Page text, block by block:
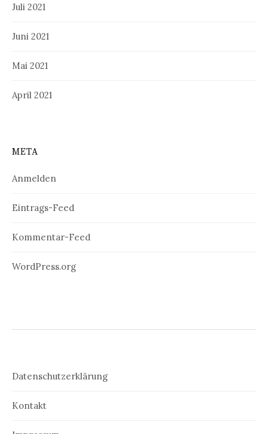
Juli 2021
Juni 2021
Mai 2021
April 2021
META
Anmelden
Eintrags-Feed
Kommentar-Feed
WordPress.org
Datenschutzerklärung
Kontakt